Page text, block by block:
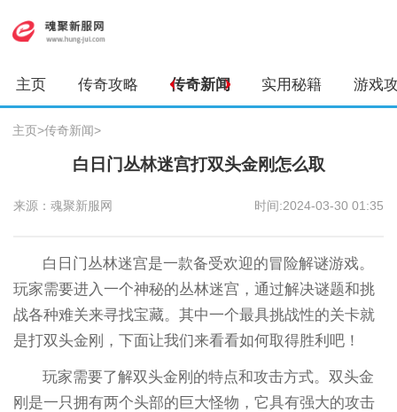
主页 传奇攻略 传奇新闻 实用秘籍 游戏
主页>传奇新闻>
白日门丛林迷宫打双头金刚怎么取
来源：魂聚新服网 时间:2024-03-30 01:35
白日门丛林迷宫是一款备受欢迎的冒险解谜游戏。
玩家需要进入一个神秘的丛林迷宫，通过解决谜题和挑
战各种难关来寻找宝藏。其中一个最具挑战性的关卡就
是打双头金刚，下面让我们来看看如何取得胜利吧！
玩家需要了解双头金刚的特点和攻击方式。双头金
刚是一只拥有两个头部的巨大怪物，它具有强大的攻击